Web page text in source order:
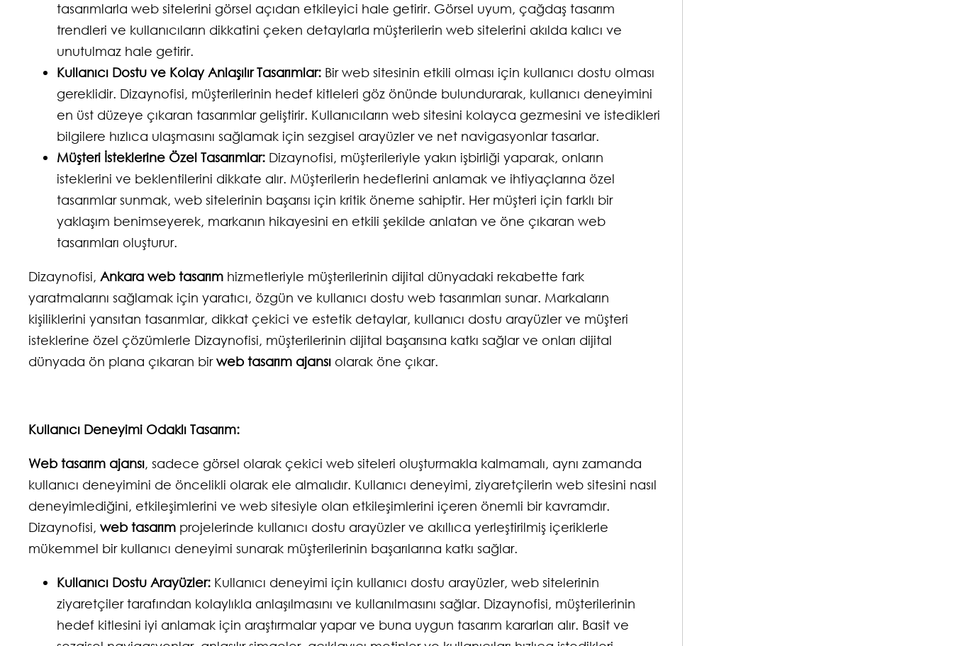
tasarımlarla web sitelerini görsel açıdan etkileyici hale getirir. Görsel uyum, çağdaş tasarım
trendleri ve kullanıcıların dikkatini çeken detaylarla müşterilerin web sitelerini akılda kalıcı ve
unutulmaz hale getirir.
Kullanıcı Dostu ve Kolay Anlaşılır Tasarımlar: Bir web sitesinin etkili olması için kullanıcı dostu olması
gereklidir. Dizaynofisi, müşterilerinin hedef kitleleri göz önünde bulundurarak, kullanıcı deneyimini
en üst düzeye çıkaran tasarımlar geliştirir. Kullanıcıların web sitesini kolayca gezmesini ve istedikleri
bilgilere hızlıca ulaşmasını sağlamak için sezgisel arayüzler ve net navigasyonlar tasarlar.
Müşteri İsteklerine Özel Tasarımlar: Dizaynofisi, müşterileriyle yakın işbirliği yaparak, onların
isteklerini ve beklentilerini dikkate alır. Müşterilerin hedeflerini anlamak ve ihtiyaçlarına özel
tasarımlar sunmak, web sitelerinin başarısı için kritik öneme sahiptir. Her müşteri için farklı bir
yaklaşım benimseyerek, markanın hikayesini en etkili şekilde anlatan ve öne çıkaran web
tasarımları oluşturur.
Dizaynofisi, Ankara web tasarım hizmetleriyle müşterilerinin dijital dünyadaki rekabette fark
yaratmalarını sağlamak için yaratıcı, özgün ve kullanıcı dostu web tasarımları sunar. Markaların
kişiliklerini yansıtan tasarımlar, dikkat çekici ve estetik detaylar, kullanıcı dostu arayüzler ve müşteri
isteklerine özel çözümlerle Dizaynofisi, müşterilerinin dijital başarısına katkı sağlar ve onları dijital
dünyada ön plana çıkaran birweb tasarım ajansı olarak öne çıkar.
Kullanıcı Deneyimi Odaklı Tasarım:
Web tasarım ajansı, sadece görsel olarak çekici web siteleri oluşturmakla kalmamalı, aynı zamanda
kullanıcı deneyimini de öncelikli olarak ele almalıdır. Kullanıcı deneyimi, ziyaretçilerin web sitesini nasıl
deneyimlediğini, etkileşimlerini ve web sitesiyle olan etkileşimlerini içeren önemli bir kavramdır.
Dizaynofisi, web tasarım projelerinde kullanıcı dostu arayüzler ve akıllıca yerleştirilmiş içeriklerle
mükemmel bir kullanıcı deneyimi sunarak müşterilerinin başarılarına katkı sağlar.
Kullanıcı Dostu Arayüzler: Kullanıcı deneyimi için kullanıcı dostu arayüzler, web sitelerinin
ziyaretçiler tarafından kolaylıkla anlaşılmasını ve kullanılmasını sağlar. Dizaynofisi, müşterilerinin
hedef kitlesini iyi anlamak için araştırmalar yapar ve buna uygun tasarım kararları alır. Basit ve